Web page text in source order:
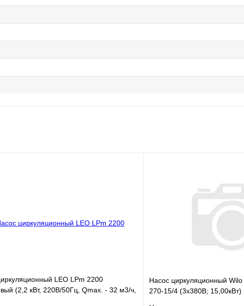
LEO LPm 2200
(2,2 кВт, 220В/50Гц, Qmax. - 32 м3/ч,
Насос циркуляционный
270-15/4 (3х380В; 15,00кВт)